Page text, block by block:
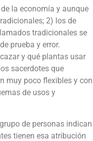
la economía y aunque
2) los de
tradicionales se
prueba y error.
y qué plantas usar
sacerdotes que
muy poco flexibles y con
de usos y
de personas indican
tienen esa atribución